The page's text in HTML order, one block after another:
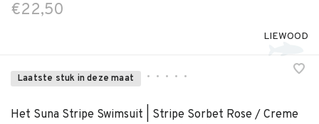
€22,50
LIEWOOD
Laatste stuk in deze maat • • • • •
Het Suna Stripe Swimsuit | Stripe Sorbet Rose / Creme